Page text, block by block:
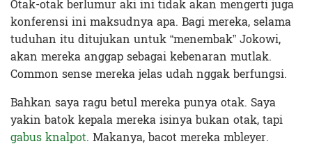
Otak-otak berlumur aki ini tidak akan mengerti juga
konferensi ini maksudnya apa. Bagi mereka, selama
tuduhan itu ditujukan untuk “menembak” Jokowi,
akan mereka anggap sebagai kebenaran mutlak.
Common sense mereka jelas udah nggak berfungsi.
Bahkan saya ragu betul mereka punya otak. Saya
yakin batok kepala mereka isinya bukan otak, tapi
gabus knalpot. Makanya, bacot mereka mbleyer.